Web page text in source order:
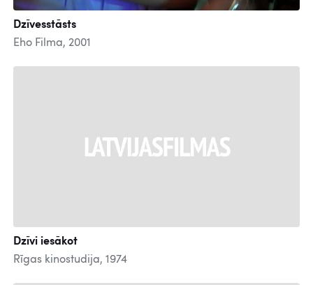
Dzīvesstāsts
Eho Filma, 2001
Dzīvi iesākot
Rīgas kinostudija, 1974